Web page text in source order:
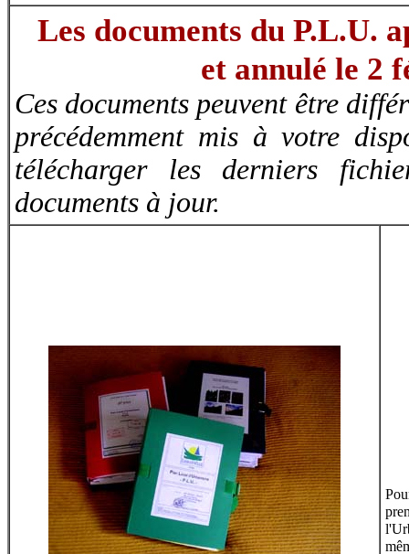
Les documents du P.L.U.
et annulé le 2
Ces documents peuvent être
précédemment mis à votre
télécharger les derniers
documents à jour.